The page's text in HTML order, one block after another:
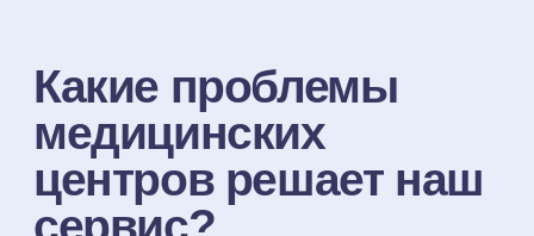
аналитике
В Личном кабинете находится
анализ результатов продвижения,
цен конкурентов и успешных
стратегий — всё прозрачно